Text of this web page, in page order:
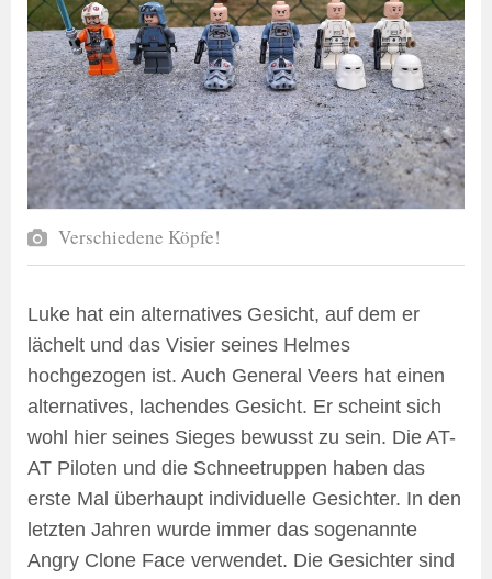
Verschiedene Köpfe!
Luke hat ein alternatives Gesicht, auf dem er
lächelt und das Visier seines Helmes
hochgezogen ist. Auch General Veers hat einen
alternatives, lachendes Gesicht. Er scheint sich
wohl hier seines Sieges bewusst zu sein. Die AT-
AT Piloten und die Schneetruppen haben das
erste Mal überhaupt individuelle Gesichter. In den
letzten Jahren wurde immer das sogenannte
Angry Clone Face verwendet. Die Gesichter sind